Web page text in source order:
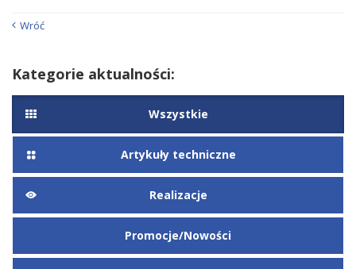
Wróć
Kategorie aktualności:
Wszystkie
Artykuły techniczne
Realizacje
Promocje/Nowości